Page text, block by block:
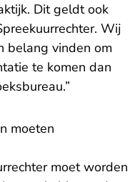
Dit geldt ook
Wij
belang vinden om
te komen dan
moeten
moet worden